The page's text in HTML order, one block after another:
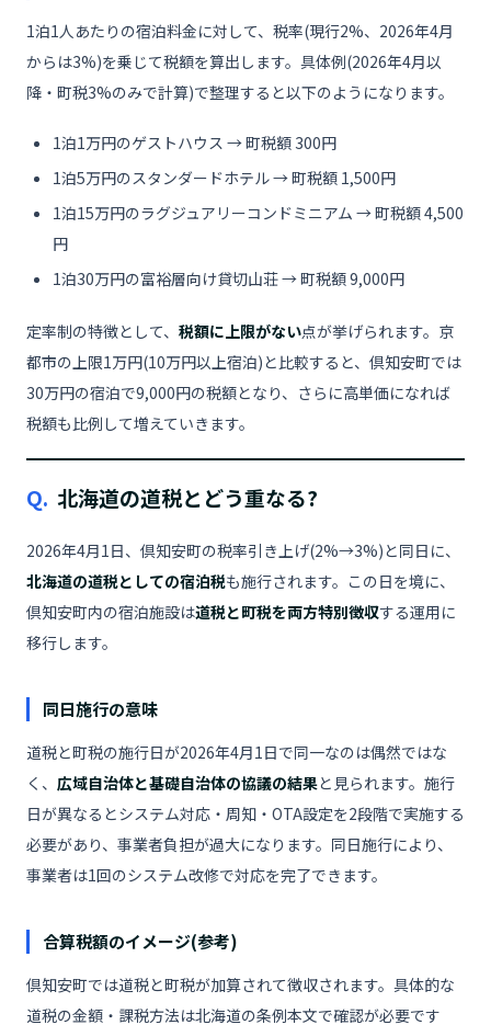
1泊1人あたりの宿泊料金に対して、税率(現行2%、2026年4月
からは3%)を乗じて税額を算出します。具体例(2026年4月以
降・町税3%のみで計算)で整理すると以下のようになります。
1泊1万円のゲストハウス → 町税額 300円
1泊5万円のスタンダードホテル → 町税額 1,500円
1泊15万円のラグジュアリーコンドミニアム → 町税額 4,500
円
1泊30万円の富裕層向け貸切山荘 → 町税額 9,000円
定率制の特徴として、 税額に上限がない点が挙げられます。京
都市の上限1万円(10万円以上宿泊)と比較すると、倶知安町では
30万円の宿泊で9,000円の税額となり、さらに高単価になれば
税額も比例して増えていきます。
Q. 北海道の道税とどう重なる?
2026年4月1日、倶知安町の税率引き上げ(2%→3%)と同日に、
北海道の道税としての宿泊税も施行されます。この日を境に、
倶知安町内の宿泊施設は道税と町税を両方特別徴収する運用に
移行します。
同日施行の意味
道税と町税の施行日が2026年4月1日で同一なのは偶然ではな
く、 広域自治体と基礎自治体の協議の結果と見られます。施行
日が異なるとシステム対応・周知・OTA設定を2段階で実施する
必要があり、事業者負担が過大になります。同日施行により、
事業者は1回のシステム改修で対応を完了できます。
合算税額のイメージ(参考)
倶知安町では道税と町税が加算されて徴収されます。具体的な
道税の金額・課税方法は北海道の条例本文で確認が必要です